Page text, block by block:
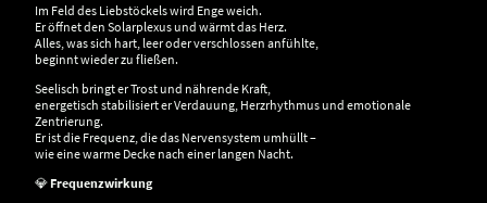
Im Feld des Liebstöckels wird Enge weich.
Er öffnet den Solarplexus und wärmt das Herz.
Alles, was sich hart, leer oder verschlossen anfühlte,
beginnt wieder zu fließen.
Seelisch bringt er Trost und nährende Kraft,
energetisch stabilisiert er Verdauung, Herzrhythmus und emotionale
Zentrierung.
Er ist die Frequenz, die das Nervensystem umhüllt –
wie eine warme Decke nach einer langen Nacht.
💎 Frequenzwirkung